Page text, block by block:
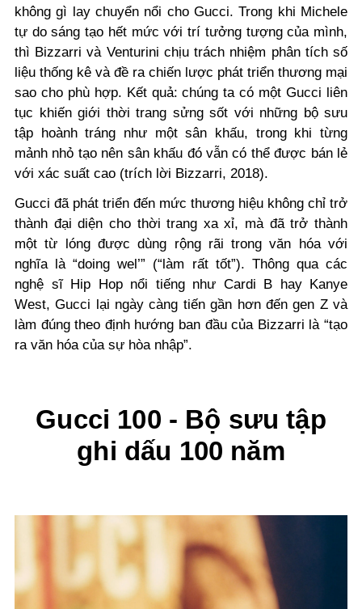
không gì lay chuyển nổi cho Gucci. Trong khi Michele
tự do sáng tạo hết mức với trí tưởng tượng của mình,
thì Bizzarri và Venturini chịu trách nhiệm phân tích số
liệu thống kê và đề ra chiến lược phát triển thương mại
sao cho phù hợp. Kết quả: chúng ta có một Gucci liên
tục khiến giới thời trang sửng sốt với những bộ sưu
tập hoành tráng như một sân khấu, trong khi từng
mảnh nhỏ tạo nên sân khấu đó vẫn có thể được bán lẻ
với xác suất cao (trích lời Bizzarri, 2018).
Gucci đã phát triển đến mức thương hiệu không chỉ trở
thành đại diện cho thời trang xa xỉ, mà đã trở thành
một từ lóng được dùng rộng rãi trong văn hóa với
nghĩa là “doing wel’” (“làm rất tốt”). Thông qua các
nghệ sĩ Hip Hop nổi tiếng như Cardi B hay Kanye
West, Gucci lại ngày càng tiến gần hơn đến gen Z và
làm đúng theo định hướng ban đầu của Bizzarri là “tạo
ra văn hóa của sự hòa nhập”.
Gucci 100 - Bộ sưu tập
ghi dấu 100 năm